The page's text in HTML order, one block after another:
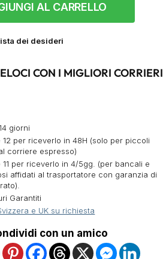
AL CARRELLO
dei desideri
CON I MIGLIORI CORRIERI
giorni
12 per riceverlo in 48H (solo per piccoli
corriere espresso)
11 per riceverlo in 4/5gg. (per bancali e
affidati al trasportatore con garanzia di
Garantiti
e UK su richiesta
con un amico